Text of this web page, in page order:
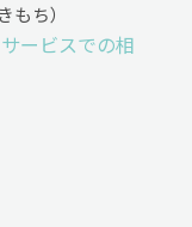
ち）
ービスでの相